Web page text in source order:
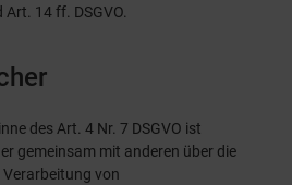
14 ff. DSGVO.
des Art. 4 Nr. 7 DSGVO ist
gemeinsam mit anderen über die
von